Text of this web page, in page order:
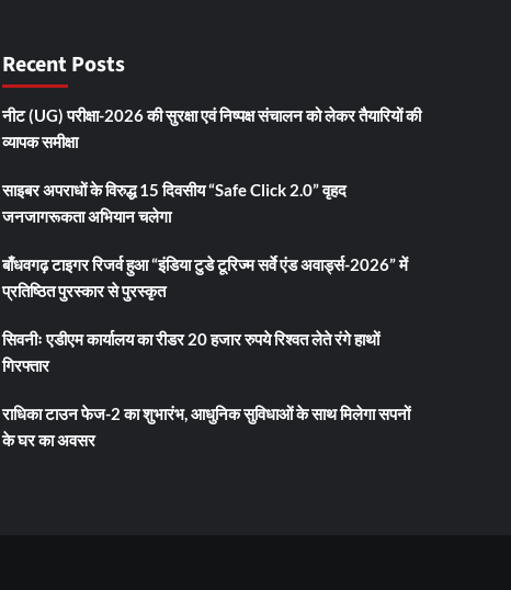
Recent Posts
नीट (UG) परीक्षा-2026 की सुरक्षा एवं निष्पक्ष संचालन को लेकर तैयारियों की
व्यापक समीक्षा
साइबर अपराधों के विरुद्ध 15 दिवसीय “Safe Click 2.0” वृहद
जनजागरूकता अभियान चलेगा
बाँधवगढ़ टाइगर रिजर्व हुआ “इंडिया टुडे टूरिज्म सर्वे एंड अवार्ड्स-2026” में
प्रतिष्ठित पुरस्कार से पुरस्कृत
सिवनीः एडीएम कार्यालय का रीडर 20 हजार रुपये रिश्वत लेते रंगे हाथों
गिरफ्तार
राधिका टाउन फेज-2 का शुभारंभ, आधुनिक सुविधाओं के साथ मिलेगा सपनों
के घर का अवसर